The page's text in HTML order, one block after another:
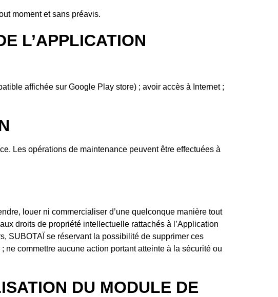
moment et sans préavis.
L’APPLICATION
affichée sur Google Play store) ; avoir accès à Internet ;
Les opérations de maintenance peuvent être effectuées à
louer ni commercialiser d’une quelconque manière tout
droits de propriété intellectuelle rattachés à l’Application
SUBOTAÏ se réservant la possibilité de supprimer ces
commettre aucune action portant atteinte à la sécurité ou
DU MODULE DE